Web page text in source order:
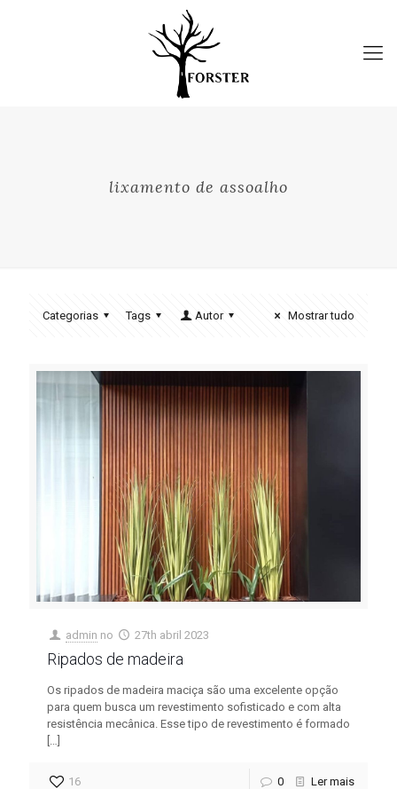
lixamento de assoalho
Categorias Tags Autor Mostrar tudo
admin no 27th abril 2023
Ripados de madeira
Os ripados de madeira maciça são uma excelente opção
para quem busca um revestimento sofisticado e com alta
resistência mecânica. Esse tipo de revestimento é formado
[…]
16 0 Ler mais